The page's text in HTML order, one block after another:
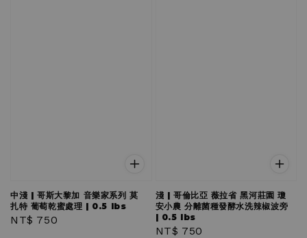
中淺 | 哥斯大黎加 音樂家系列 莫
扎特 葡萄乾蜜處理 | 0.5 lbs
Regular
NT$ 750
淺 | 哥倫比亞 薇拉省 黑河莊園 瓊
安小農 分離菌種發酵水洗辣椒波旁
| 0.5 lbs
Regular
NT$ 750